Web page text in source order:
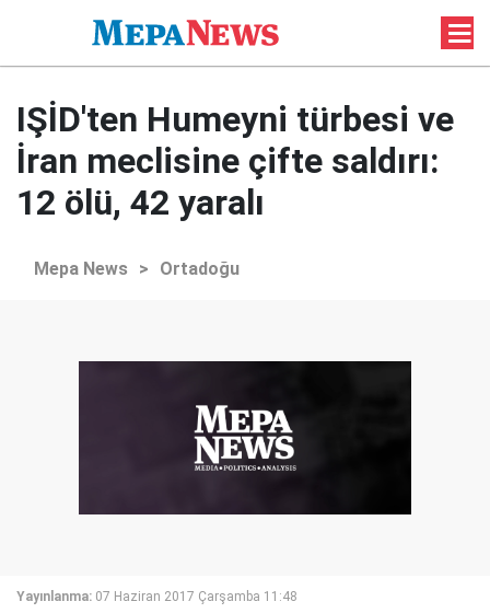
IŞİD'ten Humeyni türbesi ve
İran meclisine çifte saldırı:
12 ölü, 42 yaralı
Mepa News > Ortadoğu
Yayınlanma: 07 Haziran 2017 Çarşamba 11:48